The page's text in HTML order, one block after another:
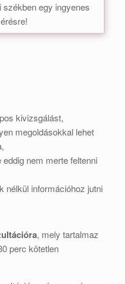
székben egy ingyenes
kivizsgálást,
megoldásokkal lehet
nem merte feltenni
nélkül információhoz jutni
, mely tartalmaz
perc kötetlen